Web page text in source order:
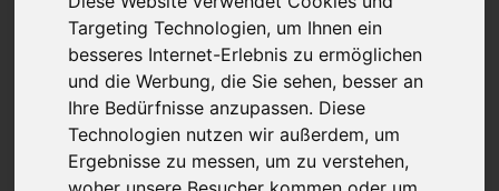
Targeting Technologien, um Ihnen ein
besseres Internet-Erlebnis zu ermöglichen
und die Werbung, die Sie sehen, besser an
Ihre Bedürfnisse anzupassen. Diese
Technologien nutzen wir außerdem, um
Ergebnisse zu messen, um zu verstehen,
Gynäkologie und
Geburtshilfe 60 -
100%
Job Details: Ärztejobs